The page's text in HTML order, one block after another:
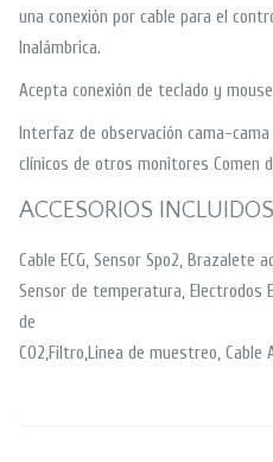
una conexión por cable para el
Inalámbrica.
Acepta conexión de teclado y
Interfaz de observación cama-
clínicos de otros monitores Comen
ACCESORIOS
Cable ECG, Sensor Spo2, Brazalete
Sensor de temperatura, Electrodos
de
CO2,Filtro,Linea de muestreo, Cable